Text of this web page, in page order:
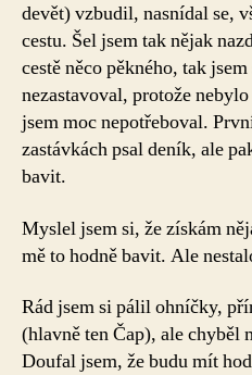
devět) vzbudil, nasnídal se,
cestu. Šel jsem tak nějak
cestě něco pěkného, tak
nezastavoval, protože
jsem moc nepotřeboval.
zastávkách psal deník, ale
bavit.
Myslel jsem si, že získám
mě to hodně bavit. Ale
Rád jsem si pálil ohníčky,
(hlavně ten Čap), ale
Doufal jsem, že budu mít